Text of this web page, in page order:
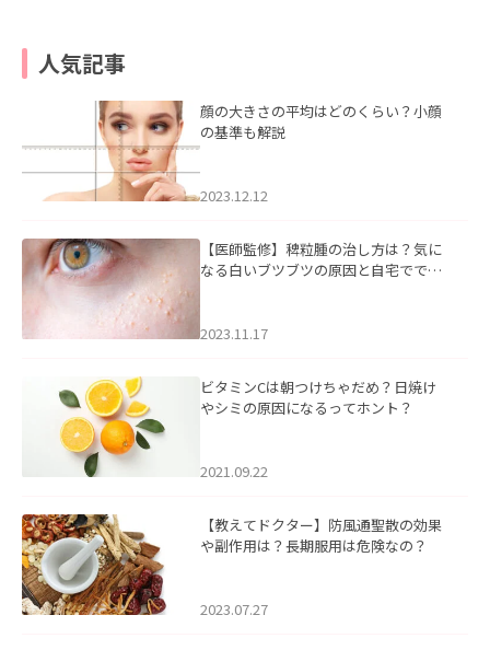
人気記事
顔の大きさの平均はどのくらい？小顔
の基準も解説
2023.12.12
【医師監修】稗粒腫の治し方は？気に
なる白いブツブツの原因と自宅ででき
2023.11.17
ビタミンCは朝つけちゃだめ？日焼け
やシミの原因になるってホント？
2021.09.22
【教えてドクター】防風通聖散の効果
や副作用は？長期服用は危険なの？
2023.07.27